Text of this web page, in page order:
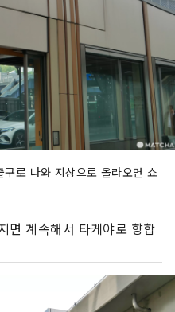
로 나와 지상으로 올라오면 쇼
면 계속해서 타케야로 향합